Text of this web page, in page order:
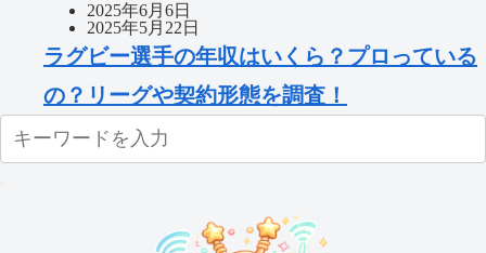
2025年6月6日
2025年5月22日
ラグビー選手の年収はいくら？プロっている
の？リーグや契約形態を調査！